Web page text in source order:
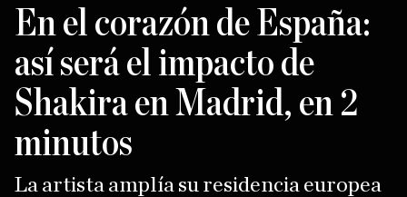
En el corazón de España:
así será el impacto de
Shakira en Madrid, en 2
minutos
La artista amplía su residencia europea